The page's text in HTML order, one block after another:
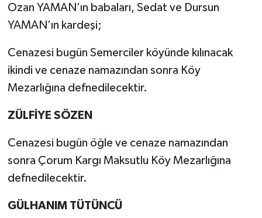
Ozan YAMAN’ın babaları, Sedat ve Dursun
YAMAN’ın kardeşi;
Cenazesi bugün Semerciler köyünde kılınacak
ikindi ve cenaze namazından sonra Köy
Mezarlığına defnedilecektir.
ZÜLFİYE SÖZEN
Cenazesi bugün öğle ve cenaze namazından
sonra Çorum Kargı Maksutlu Köy Mezarlığına
defnedilecektir.
GÜLHANIM TÜTÜNCÜ